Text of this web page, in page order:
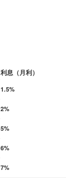
利息（月利）
1.5%
2%
5%
6%
7%